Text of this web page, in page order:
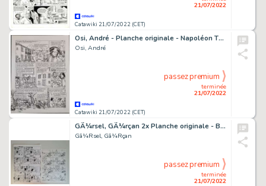
Catawiki 21/07/2022 (CET)
21/07/2022
Osi, André - Planche originale - Napoléon T2 - Le Général Vendémiaire - (2008)
Osi, André
Catawiki 21/07/2022 (CET)
terminée
21/07/2022
passez premium
GÃ¼rsel, GÃ¼rçan 2x Planche originale - Blagues coquines
Gã¼Rsel, Gã¼Rçan
terminée
21/07/2022
passez premium